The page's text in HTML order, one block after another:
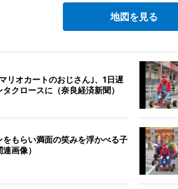
地図を見る
リオカートのおじさん｣、1日遅
クロースに（奈良経済新聞）
をもらい満面の笑みを浮かべる子
画像）